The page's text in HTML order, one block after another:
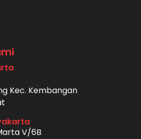
Kec. Kembangan
V/6B